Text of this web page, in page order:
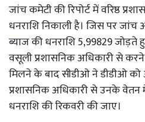
जांच कमेटी की रिपोर्ट में वरिष्ठ
धनराशि निकाली है। जिस पर जांच
ब्याज की धनराशि 5,99829 जोड़ते
वसूली प्रशासनिक अधिकारी से करने
मिलने के बाद सीडीओ ने डीडीओ को
प्रशासनिक अधिकारी से उनके
धनराशि की रिकवरी की जाए।